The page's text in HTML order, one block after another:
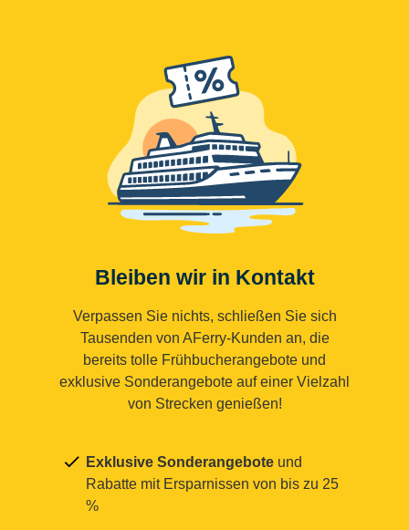
Bleiben wir in Kontakt
Verpassen Sie nichts, schließen Sie sich
Tausenden von AFerry-Kunden an, die
bereits tolle Frühbucherangebote und
exklusive Sonderangebote auf einer Vielzahl
von Strecken genießen!
Exklusive Sonderangebote und
Rabatte mit Ersparnissen von bis zu 25
%